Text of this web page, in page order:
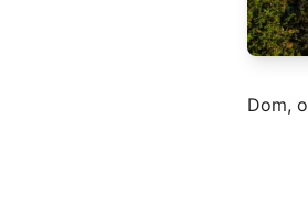
Dom,